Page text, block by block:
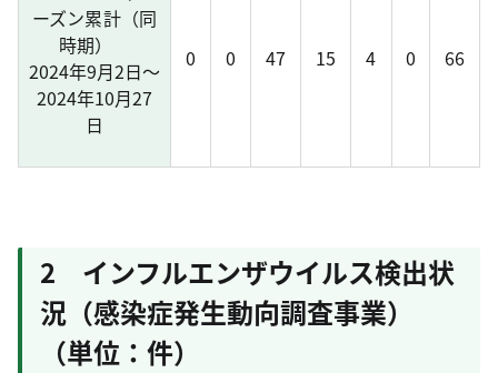
ーズン累計（同
時期）
2024年9月2日～
2024年10月27
日
0 0 47 15 4 0 66
2 インフルエンザウイルス検出状
況（感染症発生動向調査事業）
（単位：件）